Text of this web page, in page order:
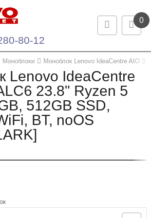
0
80-12
Моноблоки Моноблок Lenovo IdeaCentre AIO 3
Lenovo IdeaCentre
23.8" Ryzen 5
512GB SSD,
BT, noOS